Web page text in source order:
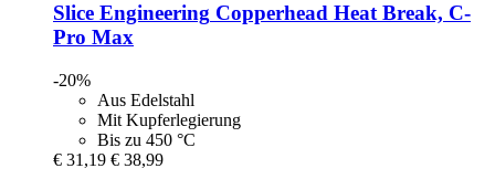
Slice Engineering Copperhead Heat Break, C-​
Pro Max
-20%
Aus Edelstahl
Mit Kupferlegierung
Bis zu 450 °C
€ 31,19 € 38,99